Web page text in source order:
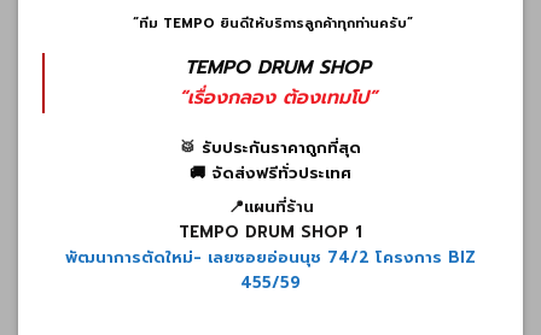
“ทีม TEMPO ยินดีให้บริการลูกค้าทุกท่านครับ”
TEMPO DRUM SHOP
“เรื่องกลอง ต้องเทมโป”
🥁 รับประกันราคาถูกที่สุด
🚚 จัดส่งฟรีทั่วประเทศ
📍แผนที่ร้าน
TEMPO DRUM SHOP 1
พัฒนาการตัดใหม่- เลยซอยอ่อนนุช 74/2 โครงการ BIZ
455/59